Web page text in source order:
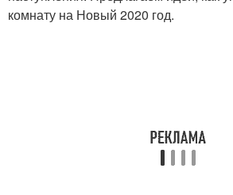
комнату на Новый 2020 год.